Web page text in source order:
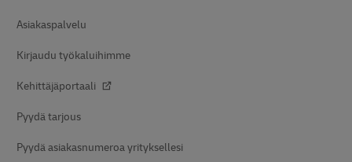
Asiakaspalvelu
Kirjaudu työkaluihimme
Kehittäjäportaali
Pyydä tarjous
Pyydä asiakasnumeroa yrityksellesi